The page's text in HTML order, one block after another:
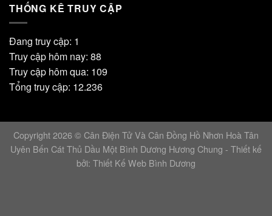
THỐNG KÊ TRUY CẬP
Đang truy cập: 1
Truy cập hôm nay: 88
Truy cập hôm qua: 109
Tổng truy cập: 12.236
Copyright 2026 © Cân Điện Tử Và Cân Đồng Hồ Nhơn Hoà Tân
Uyên Bến Cát Thủ Dầu Một Bình Dương Hương Chung - Thiết kế
bởi: Thiết Kế Web Bình Dương